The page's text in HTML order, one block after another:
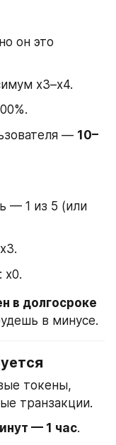
он это
x3–x4.
— 10–
— 1 из 5 (или
x0.
в долгосроке
в минусе.
токены,
транзакции.
— 1 час.